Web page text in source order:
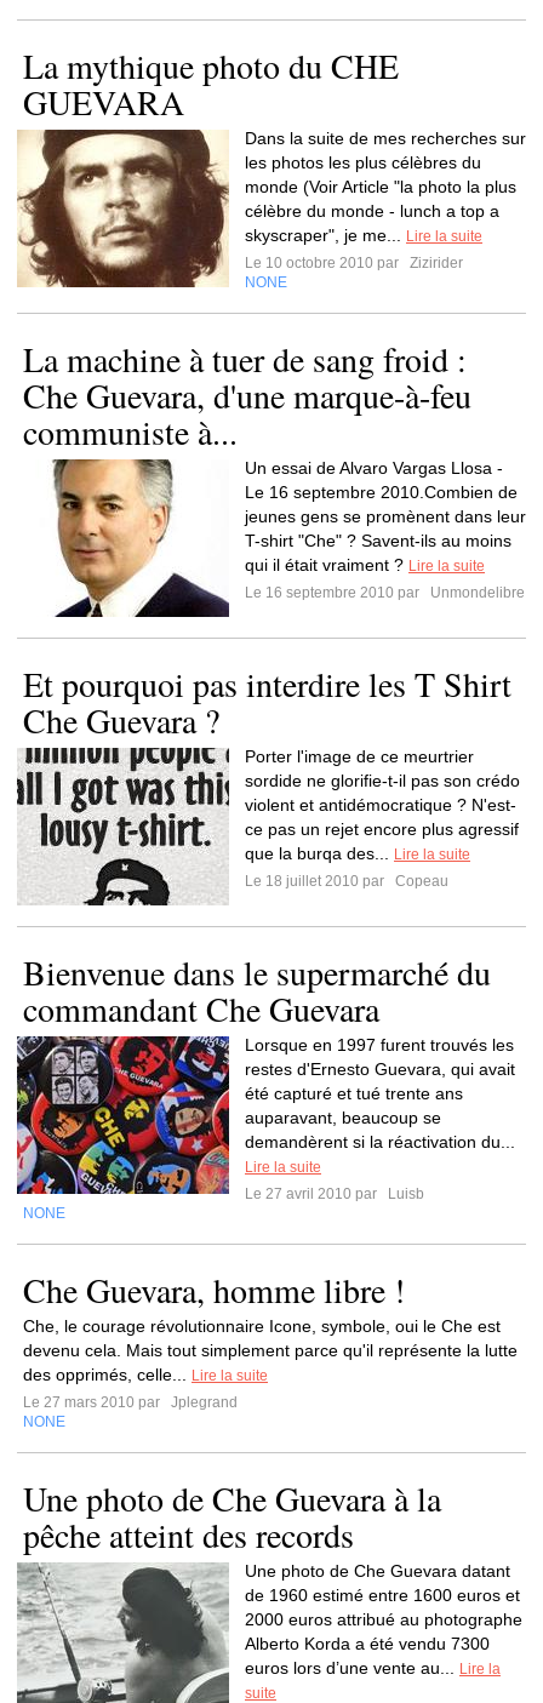
La mythique photo du CHE
GUEVARA
Dans la suite de mes recherches sur
les photos les plus célèbres du
monde (Voir Article "la photo la plus
célèbre du monde - lunch a top a
skyscraper", je me...
Lire la suite
Le 10 octobre 2010 par
Zizirider
NONE
La machine à tuer de sang froid :
Che Guevara, d'une marque-à-feu
communiste à...
Un essai de Alvaro Vargas Llosa -
Le 16 septembre 2010.Combien de
jeunes gens se promènent dans leur
T-shirt "Che" ? Savent-ils au moins
qui il était vraiment ? Lire la suite
Le 16 septembre 2010 par
Unmondelibre
Et pourquoi pas interdire les T Shirt
Che Guevara ?
Porter l'image de ce meurtrier
sordide ne glorifie-t-il pas son crédo
violent et antidémocratique ? N'est-
ce pas un rejet encore plus agressif
que la burqa des...
Lire la suite
Le 18 juillet 2010 par
Copeau
Bienvenue dans le supermarché du
commandant Che Guevara
Lorsque en 1997 furent trouvés les
restes d'Ernesto Guevara, qui avait
été capturé et tué trente ans
auparavant, beaucoup se
demandèrent si la réactivation du...
Lire la suite
Le 27 avril 2010 par
Luisb
NONE
Che Guevara, homme libre !
Che, le courage révolutionnaire Icone, symbole, oui le Che est
devenu cela. Mais tout simplement parce qu'il représente la lutte
des opprimés, celle...
Lire la suite
Le 27 mars 2010 par
Jplegrand
NONE
Une photo de Che Guevara à la
pêche atteint des records
Une photo de Che Guevara datant
de 1960 estimé entre 1600 euros et
2000 euros attribué au photographe
Alberto Korda a été vendu 7300
euros lors d’une vente au...
Lire la
suite